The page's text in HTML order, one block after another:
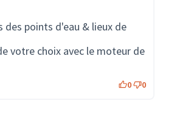
des points d'eau & lieux de
votre choix avec le moteur de
0 0